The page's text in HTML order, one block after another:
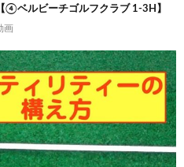
④ベルビーチゴルフクラブ 1-3H】
画